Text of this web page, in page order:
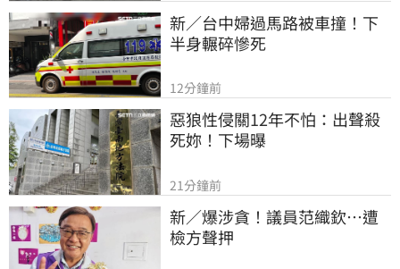
新／台中婦過馬路被車撞！下
半身輾碎慘死
12分鐘前
惡狼性侵關12年不怕：出聲殺
死妳！下場曝
21分鐘前
新／爆涉貪！議員范織欽…遭
檢方聲押